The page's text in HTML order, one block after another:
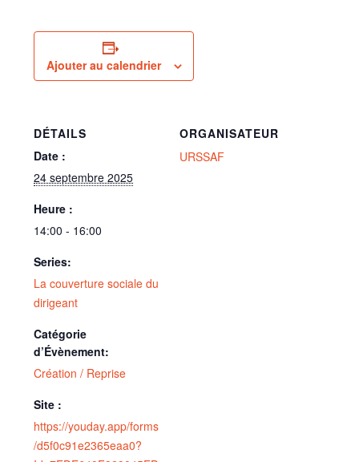
Ajouter au calendrier
DÉTAILS
Date :
24 septembre 2025
Heure :
14:00 - 16:00
Series:
La couverture sociale du
dirigeant
Catégorie
d’Évènement:
Création / Reprise
Site :
https://youday.app/forms
/d5f0c91e2365eaa0?
ORGANISATEUR
URSSAF